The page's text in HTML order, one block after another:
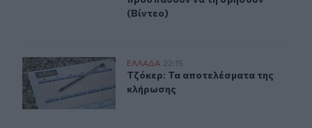
(Βίντεο)
Τζόκερ: Τα αποτελέσματα της κλήρωσης
ΕΛΛAΔΑ 22:15
Τζόκερ: Τα αποτελέσματα της
Τζόκερ: Τα αποτελέσματα της
κλήρωσης